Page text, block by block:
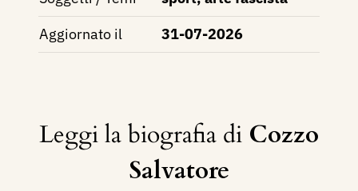
Aggiornato il
31-07-2026
Leggi la biografia di Cozzo
Salvatore